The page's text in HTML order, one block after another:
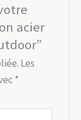
acier
Les
*